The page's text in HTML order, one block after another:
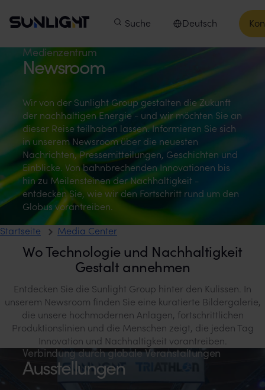
Sunlight Group
Hauptmenü
Produkte Unsere Unternehmen
Suche
Sprache auswählen
Deutsch
Medienzentrum
Newsroom
Wir von der Sunlight Group gestalten die Zukunft
der nachhaltigen Energie - und wir möchten Sie an
dieser Reise teilhaben lassen. Informieren Sie sich
in unserem Newsroom über die neuesten
Nachrichten, Pressemitteilungen, Geschichten und
Einblicke. Von bahnbrechenden Innovationen bis
hin zu Meilensteinen der Nachhaltigkeit -
entdecken Sie, wie wir den Fortschritt rund um den
Globus vorantreiben.
Startseite Media Center
Media Center
Wo Technologie und Nachhaltigkeit
Gestalt annehmen
Entdecken Sie die Sunlight Group hinter den Kulissen. In
unserem Newsroom finden Sie eine kuratierte Bildergalerie,
die unsere hochmodernen Anlagen, fortschrittlichen
Produktionslinien und die Menschen zeigt, die jeden Tag
Innovation und Nachhaltigkeit vorantreiben.
Verbindung durch globale Veranstaltungen
Ausstellungen